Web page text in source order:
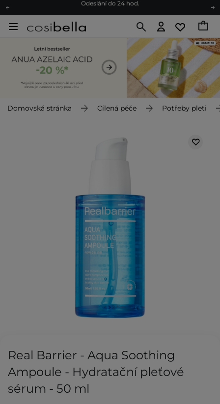
Doporučovací Program
Odeslání do 24 hod.
Darkové karty
Ekologické balení
Domovská stránka Cílená péče Potřeby pleti
Real Barrier - Aqua Soothing
Ampoule - Hydratační pleťové
sérum - 50 ml